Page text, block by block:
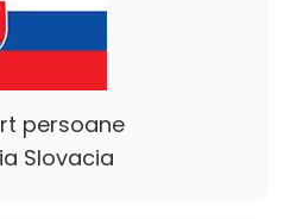
persoane
Slovacia